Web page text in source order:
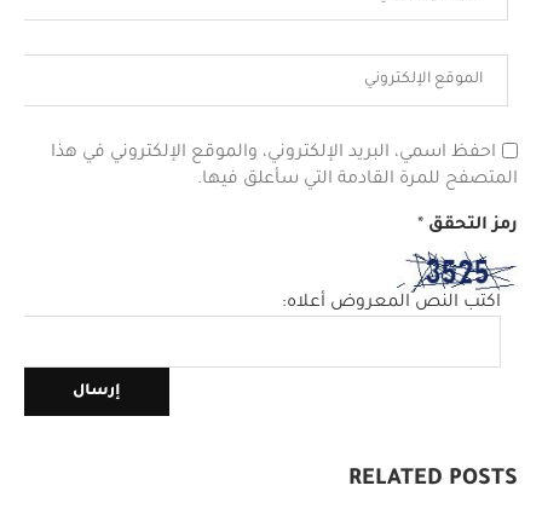
احفظ اسمي، البريد الإلكتروني، والموقع الإلكتروني في هذا
المتصفح للمرة القادمة التي سأعلق فيها.
رمز التحقق *
اكتب النص المعروض أعلاه:
RELATED POSTS